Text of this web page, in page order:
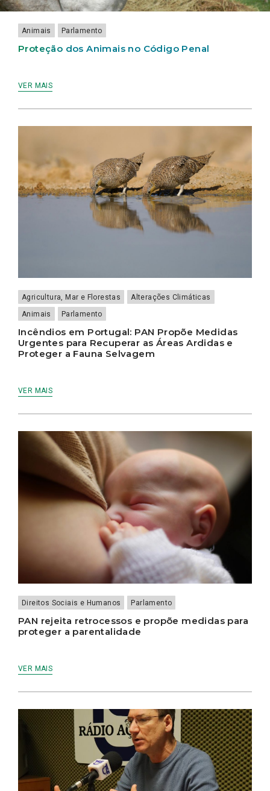
Animais Parlamento
Proteção dos Animais no Código Penal
VER MAIS
Agricultura, Mar e Florestas
Alterações Climáticas
Animais
Parlamento
Incêndios em Portugal: PAN Propõe Medidas
Urgentes para Recuperar as Áreas Ardidas e
Proteger a Fauna Selvagem
VER MAIS
E
A
FAUNA
SELVAGEM
Direitos Sociais e Humanos Parlamento
PAN rejeita retrocessos e propõe medidas para
proteger a parentalidade
VER MAIS
HUMANOS
RECLUSO
JUSTIÇA
RISCO
FORÇAS
DE
SEGURANÇA